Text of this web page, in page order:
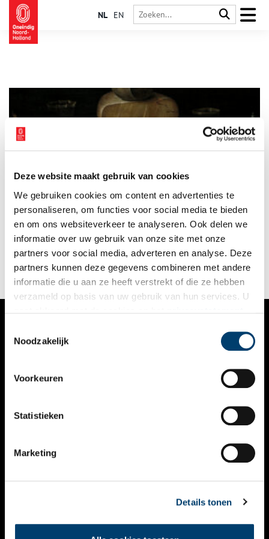
Deze website maakt gebruik van cookies
We gebruiken cookies om content en advertenties te
personaliseren, om functies voor social media te bieden
en om ons websiteverkeer te analyseren. Ook delen we
informatie over uw gebruik van onze site met onze
partners voor social media, adverteren en analyse. Deze
partners kunnen deze gegevens combineren met andere
informatie die u aan ze heeft verstrekt of die ze hebben
verzameld op basis van uw gebruik van hun services. U
Noodzakelijk
Voorkeuren
Statistieken
Marketing
Details tonen
NL EN
Schilderijen uit de zeventiende eeuw staan er vol mee: kaas. De
prachtige maaltijdstillevens van Nederlandse schilders tonen
kazen die nauwelijks te onderscheiden zijn van de kazen die
vandaag de dag geduldig rusten op de planken van de
kaasboer. Vooral de Goudse en Edammerkazen zijn in uiterlijk
vergelijkbaar met de hoog opgestapelde torens van kaas op
de schilderijen.
VERHALEN
KALENDER
THEMA’S
VIDEO’S
CONTACT